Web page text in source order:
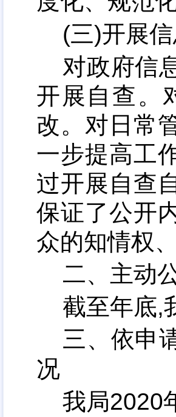
(三)开展
对政府信
开展自查 。
改。对日常
一步提高工
过开展自查
保证了公开
众的知情权
二、主动
截至年底,
三、依申
况
我局2020